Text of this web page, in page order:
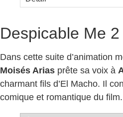
Despicable Me 2
Dans cette suite d’animation
Moisés Arias prête sa voix à
charmant fils d’El Macho. Il
comique et romantique du film.